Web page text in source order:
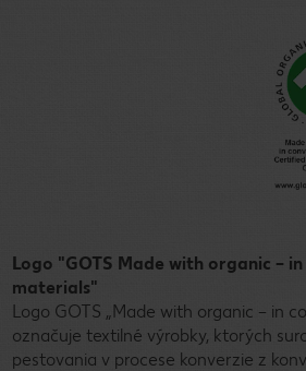
Logo "GOTS Made with organic –
materials"
Logo GOTS „Made with organic – in
označuje textilné výrobky, ktorých
pestovania v procese konverzie z